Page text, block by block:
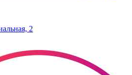
2